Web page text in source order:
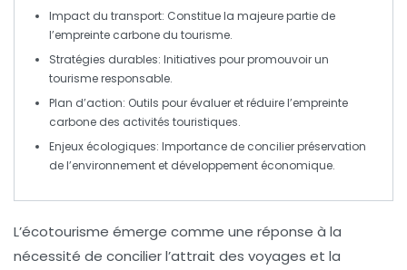
Impact du transport: Constitue la majeure partie de
l’empreinte carbone du tourisme.
Stratégies durables: Initiatives pour promouvoir un
tourisme responsable.
Plan d’action: Outils pour évaluer et réduire l’empreinte
carbone des activités touristiques.
Enjeux écologiques: Importance de concilierpréservation
de l’environnement et développement économique.
L’écotourisme émerge comme une réponse à la
nécessité de concilier l’attrait des voyages et la